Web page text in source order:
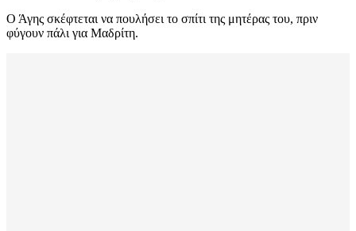
Ο Άγης σκέφτεται να πουλήσει το σπίτι της μητέρας του, πριν
φύγουν πάλι για Μαδρίτη.